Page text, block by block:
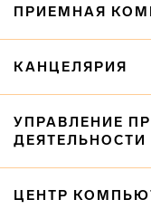
ПРИЕМНАЯ
КАНЦЕЛЯРИЯ
УПРАВЛЕНИЕ
ДЕЯТЕЛЬНОСТИ
ЦЕНТР